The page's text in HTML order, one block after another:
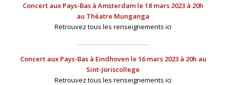
Concert aux Pays-Bas à Amsterdam le 18 mars 2023 à 20h
au Théatre Munganga
Retrouvez tous les renseignements ici
…………………………………
Concert aux Pays-Bas à Eindhoven le 16 mars 2023 à 20h au
Sint-Joriscollege
Retrouvez tous les renseignements ici